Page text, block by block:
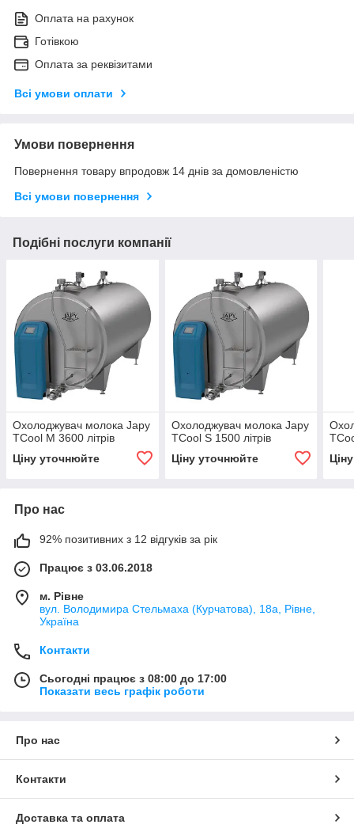
Оплата на рахунок
Готівкою
Оплата за реквізитами
Всі умови оплати
Умови повернення
Повернення товару впродовж 14 днів за домовленістю
Всі умови повернення
Подібні послуги компанії
Охолоджувач молока Japy
TCool M 3600 літрів
Ціну уточнюйте
Охолоджувач молока Japy
TCool S 1500 літрів
Ціну уточнюйте
Про нас
92% позитивних з 12 відгуків за рік
Працює з 03.06.2018
м. Рівне
вул. Володимира Стельмаха (Курчатова), 18а, Рівне,
Україна
Контакти
Сьогодні працює з 08:00 до 17:00
Показати весь графік роботи
Про нас
Контакти
Доставка та оплата